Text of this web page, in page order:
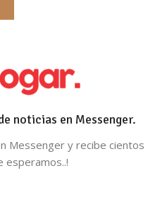
noticias en Messenger.
Messenger y recibe cientos
esperamos..!